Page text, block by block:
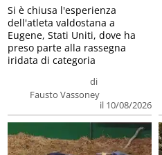
di
Fausto Vassoney
il 10/08/2026
Si è chiusa l'esperienza
dell'atleta valdostana a
Eugene, Stati Uniti, dove ha
preso parte alla rassegna
iridata di categoria